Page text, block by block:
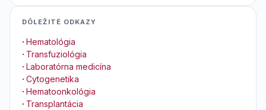
DÔLEŽITÉ ODKAZY
· Hematológia
· Transfuziológia
· Laboratórna medicína
· Cytogenetika
· Hematoonkológia
· Transplantácia